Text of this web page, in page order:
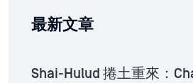
最新文章
Shai-Hulud 捲土重來：